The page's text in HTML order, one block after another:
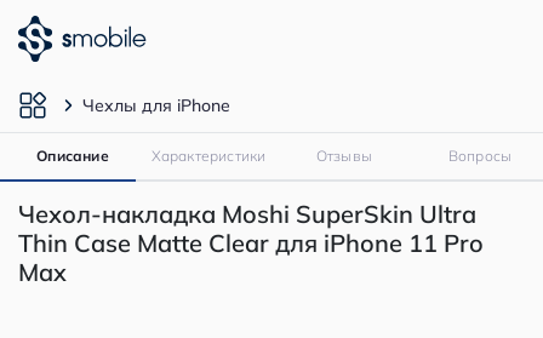
Чехлы для iPhone
Описание Характеристики Отзывы Вопросы
Чехол-накладка Moshi SuperSkin Ultra
Thin Case Matte Clear для iPhone 11 Pro
Max